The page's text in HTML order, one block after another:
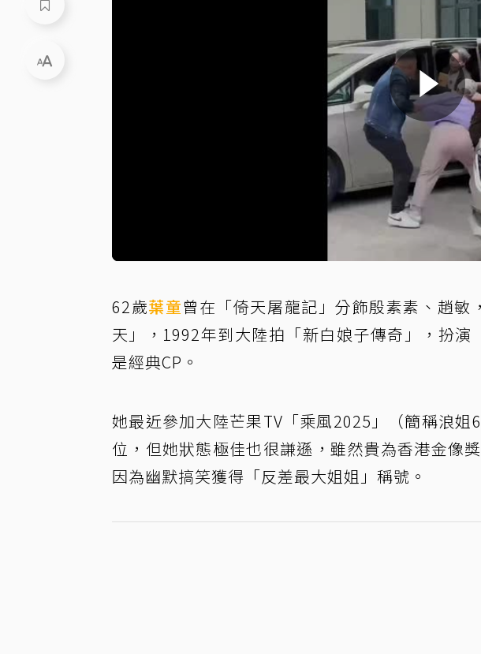
62歲葉童曾在「倚天屠龍記」分飾殷素素、趙
天」，1992年到大陸拍「新白娘子傳奇」，扮
是經典CP。
她最近參加大陸芒果TV「乘風2025」（簡稱浪
位，但她狀態極佳也很謙遜，雖然貴為香港金像
因為幽默搞笑獲得「反差最大姐姐」稱號。